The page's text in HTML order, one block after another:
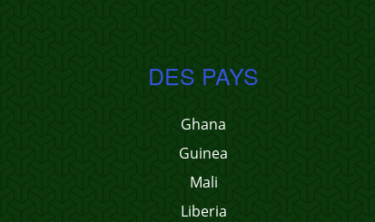
DES PAYS
Ghana
Guinea
Mali
Liberia